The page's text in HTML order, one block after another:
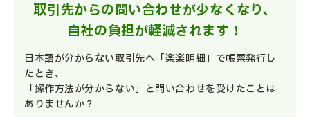
取引先からの問い合わせが少なくなり、
自社の負担が軽減されます！
日本語が分からない取引先へ「楽楽明細」で帳票発行し
たとき、
「操作方法が分からない」と問い合わせを受けたことは
ありませんか？